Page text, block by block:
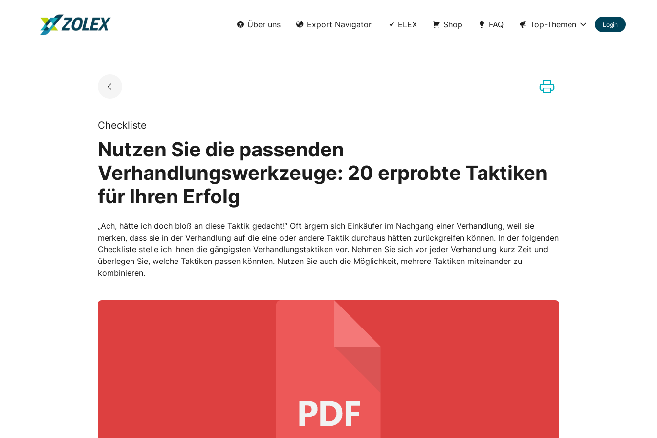
Go to landing page.
Über uns Export Navigator ELEX Shop FAQ Top-Themen Login
Checkliste
Nutzen Sie die passenden
Verhandlungswerkzeuge: 20 erprobte Taktiken
für Ihren Erfolg
„Ach, hätte ich doch bloß an diese Taktik gedacht!“ Oft ärgern sich Einkäufer im Nachgang einer Verhandlung, weil sie
merken, dass sie in der Verhandlung auf die eine oder andere Taktik durchaus hätten zurückgreifen können. In der folgenden
Checkliste stelle ich Ihnen die gängigsten Verhandlungstaktiken vor. Nehmen Sie sich vor jeder Verhandlung kurz Zeit und
überlegen Sie, welche Taktiken passen könnten. Nutzen Sie auch die Möglichkeit, mehrere Taktiken miteinander zu
kombinieren.